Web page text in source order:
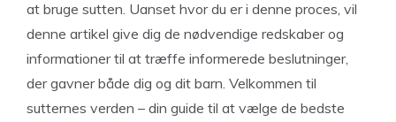
at bruge sutten. Uanset hvor du er i denne proces, vil
denne artikel give dig de nødvendige redskaber og
informationer til at træffe informerede beslutninger,
der gavner både dig og dit barn. Velkommen til
sutternes verden – din guide til at vælge de bedste